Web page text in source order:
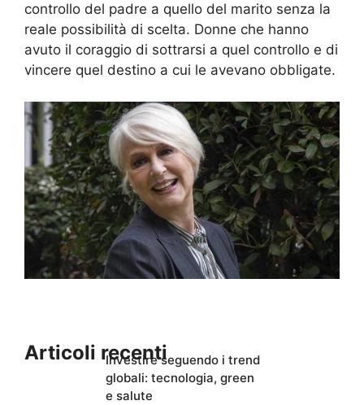
controllo del padre a quello del marito senza la
reale possibilità di scelta. Donne che hanno
avuto il coraggio di sottrarsi a quel controllo e di
vincere quel destino a cui le avevano obbligate.
Articoli recentiInvestire seguendo i trend
globali: tecnologia, green
e salute